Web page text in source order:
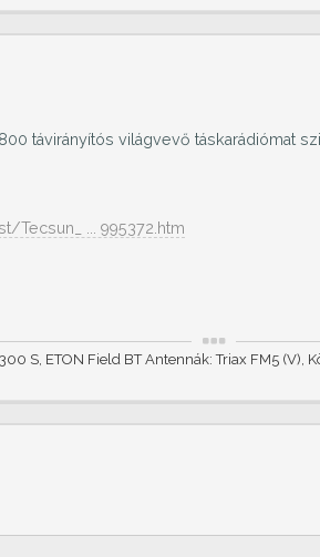
távirányítós világvevő táskarádiómat
Tecsun_ ... 995372.htm
S, ETON Field BT Antennák: Triax FM5 (V),